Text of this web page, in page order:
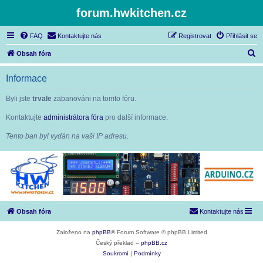
forum.hwkitchen.cz
FAQ Kontaktujte nás Přihlásit se
Registrovat
Obsah fóra
l
Informace
Byli jste trvale zabanováni na tomto fóru.
Kontaktujte administrátora fóra pro další informace.
Tento ban byl vydán na vaši IP adresu.
Obsah fóra Kontaktujte nás
Založeno na phpBB® Forum Software © phpBB Limited
Český překlad – phpBB.cz
Soukromí
Podmínky